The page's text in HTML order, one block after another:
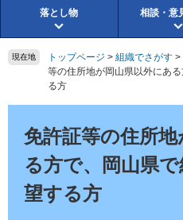
て
本
落とし物 相談・意
現在地 トップページ > 組織でさがす >
等の住所地が岡山県以外にあ
る方
免許証等の住所
る方で、岡山県
望する方